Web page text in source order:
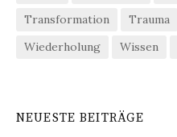
Transformation
Trauma
Wiederholung
Wissen
NEUESTE BEITRÄGE